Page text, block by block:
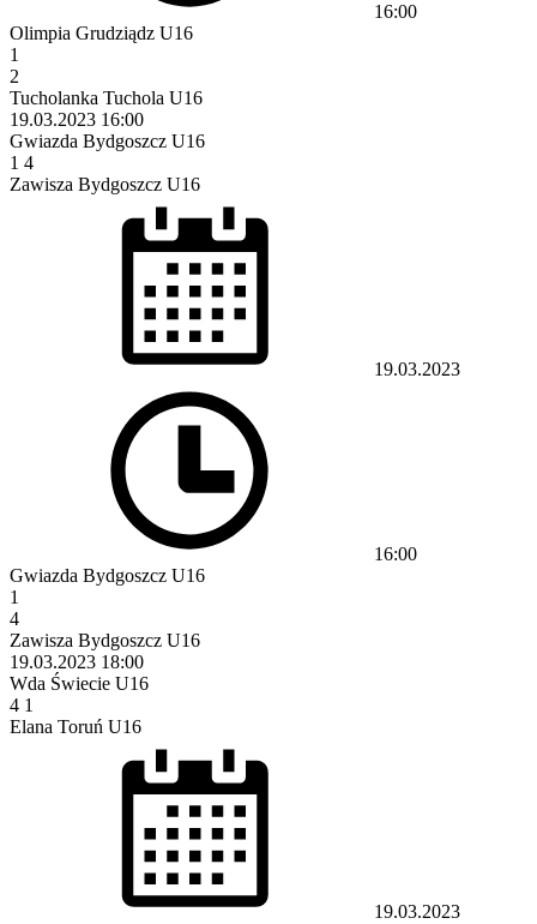
16:00
Olimpia Grudziądz U16
1
2
Tucholanka Tuchola U16
19.03.2023 16:00
Gwiazda Bydgoszcz U16
1 4
Zawisza Bydgoszcz U16
19.03.2023
16:00
Gwiazda Bydgoszcz U16
1
4
Zawisza Bydgoszcz U16
19.03.2023 18:00
Wda Świecie U16
4 1
Elana Toruń U16
19.03.2023